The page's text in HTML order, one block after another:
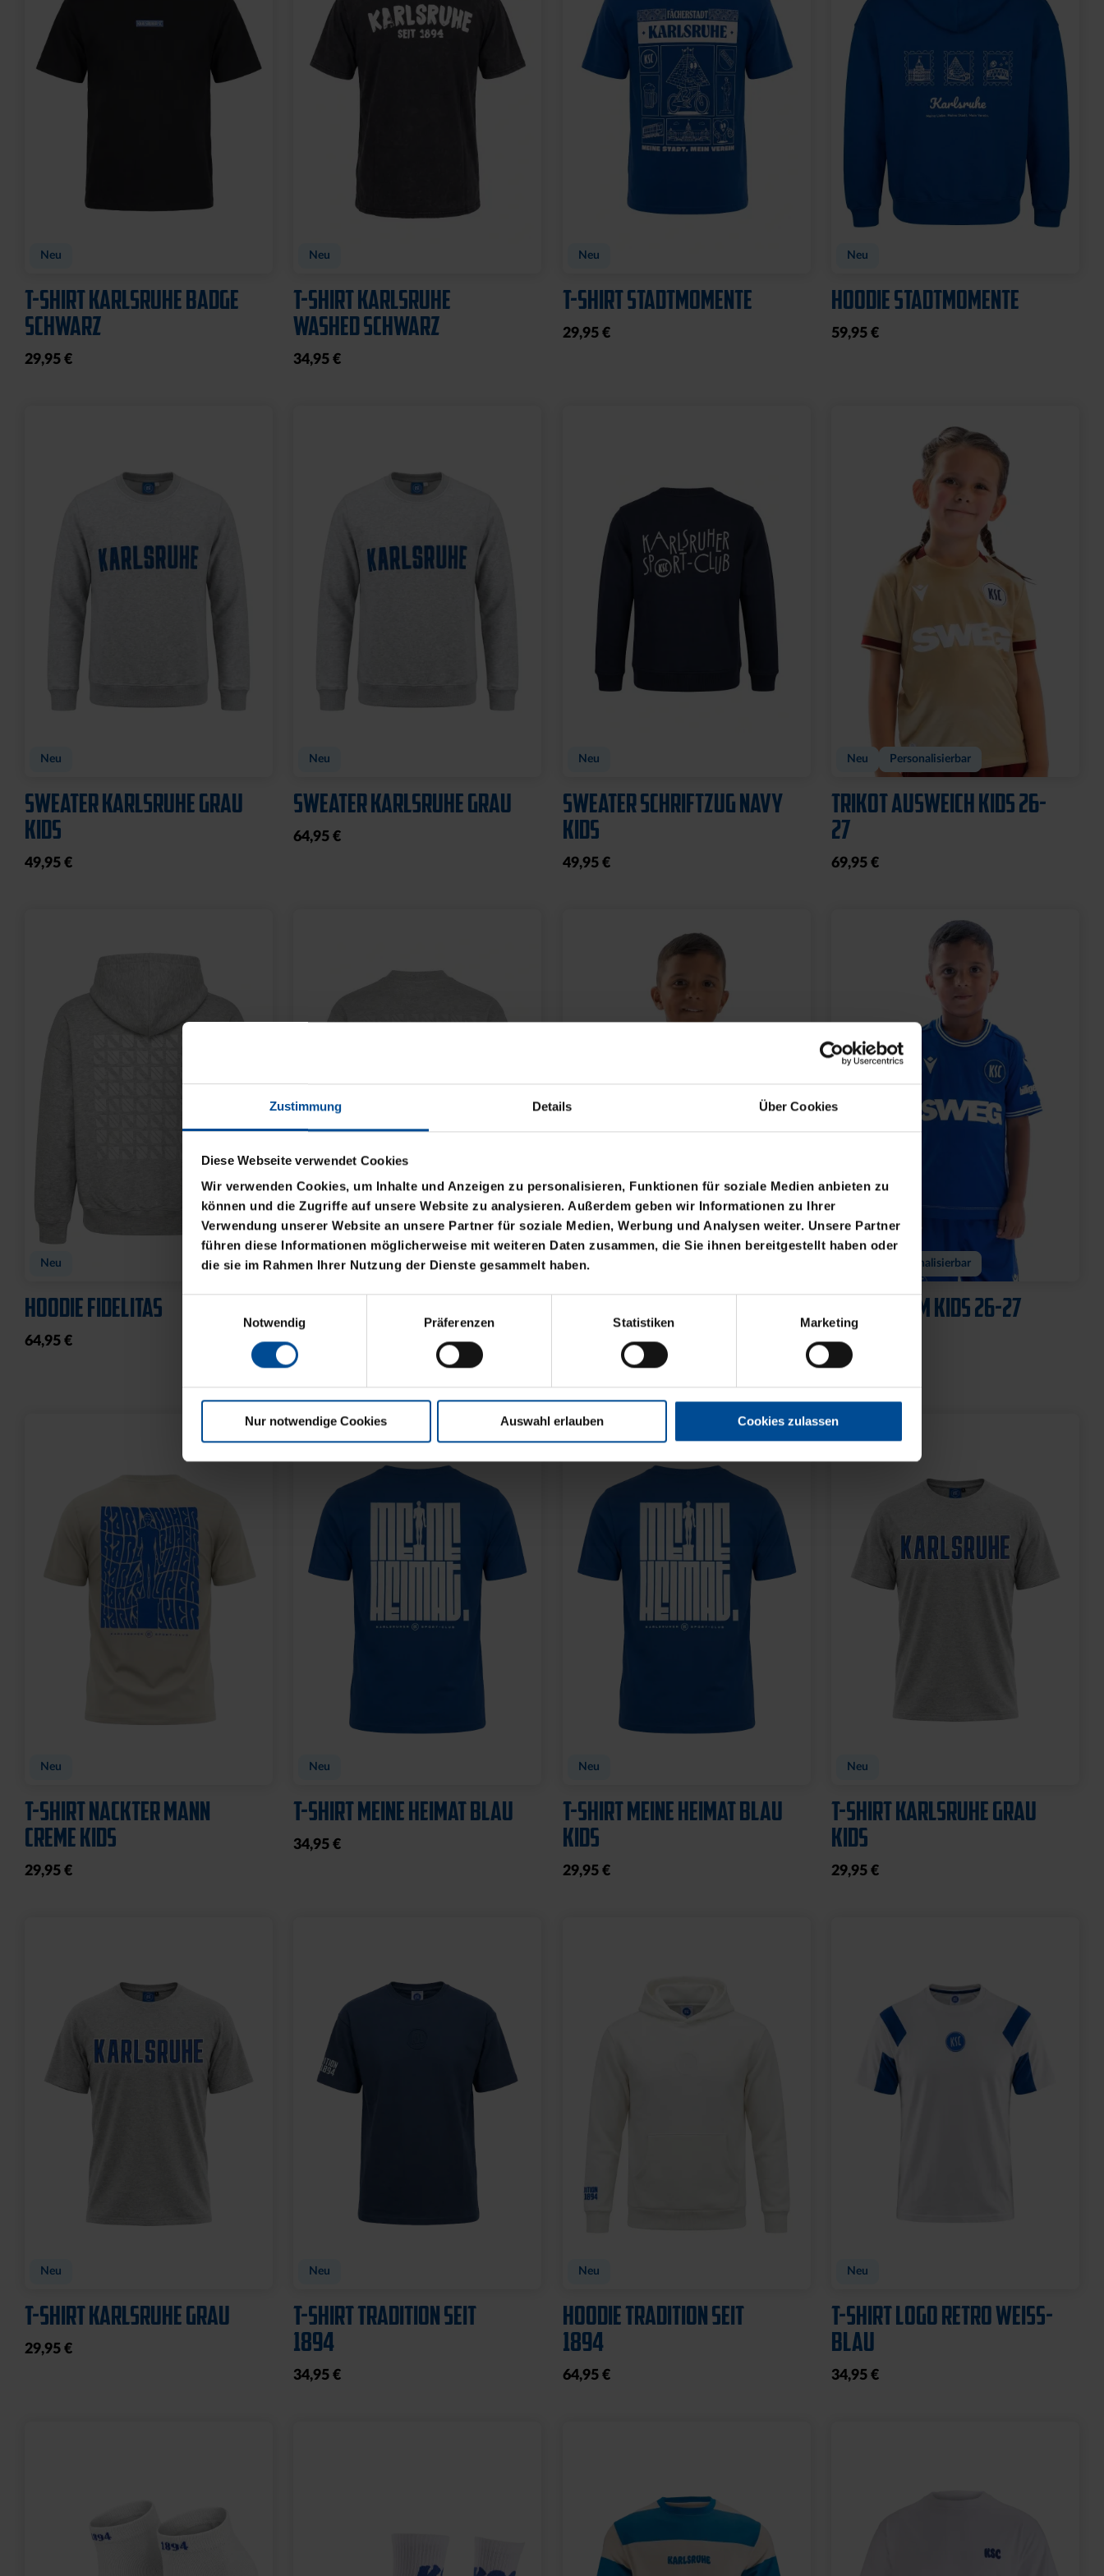
Zustimmung Details Über Cookies
Diese Webseite verwendet Cookies
Wir verwenden Cookies, um Inhalte und Anzeigen zu personalisieren, Funktionen für soziale Medien anbieten zu
können und die Zugriffe auf unsere Website zu analysieren. Außerdem geben wir Informationen zu Ihrer
Verwendung unserer Website an unsere Partner für soziale Medien, Werbung und Analysen weiter. Unsere Partner
führen diese Informationen möglicherweise mit weiteren Daten zusammen, die Sie ihnen bereitgestellt haben oder
die sie im Rahmen Ihrer Nutzung der Dienste gesammelt haben.
Notwendig
Präferenzen Statistiken Marketing
Nur notwendige Cookies Auswahl erlauben Cookies zulassen
Neu
T-SHIRT KARLSRUHE BADGE
SCHWARZ
29,95 €
Neu
T-SHIRT KARLSRUHE
WASHED SCHWARZ
34,95 €
Neu
T-SHIRT STADTMOMENTE
29,95 €
Neu
HOODIE STADTMOMENTE
59,95 €
Neu
SWEATER KARLSRUHE GRAU
KIDS
49,95 €
Neu
SWEATER KARLSRUHE GRAU
64,95 €
Neu
SWEATER SCHRIFTZUG NAVY
KIDS
49,95 €
Neu Personalisierbar
TRIKOT AUSWEICH KIDS 26-
27
69,95 €
Neu
HOODIE FIDELITAS
64,95 €
Neu
34,95 €
Neu Personalisierbar
TRIKOT HEIM KIDS 26-27
69,95 €
Neu
T-SHIRT NACKTER MANN
CREME KIDS
29,95 €
Neu
T-SHIRT MEINE HEIMAT BLAU
34,95 €
Neu
T-SHIRT MEINE HEIMAT BLAU
KIDS
29,95 €
Neu
T-SHIRT KARLSRUHE GRAU
KIDS
29,95 €
Neu
T-SHIRT KARLSRUHE GRAU
29,95 €
Neu
T-SHIRT TRADITION SEIT
1894
34,95 €
Neu
HOODIE TRADITION SEIT
1894
64,95 €
Neu
T-SHIRT LOGO RETRO WEISS-B
LAU
34,95 €